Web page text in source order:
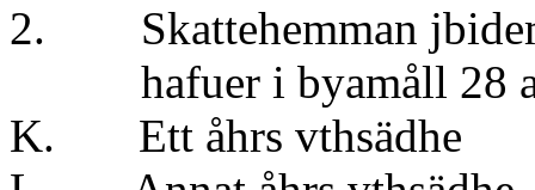
2. Skattehemman
hafuer i byamåll 28
K. Ett åhrs